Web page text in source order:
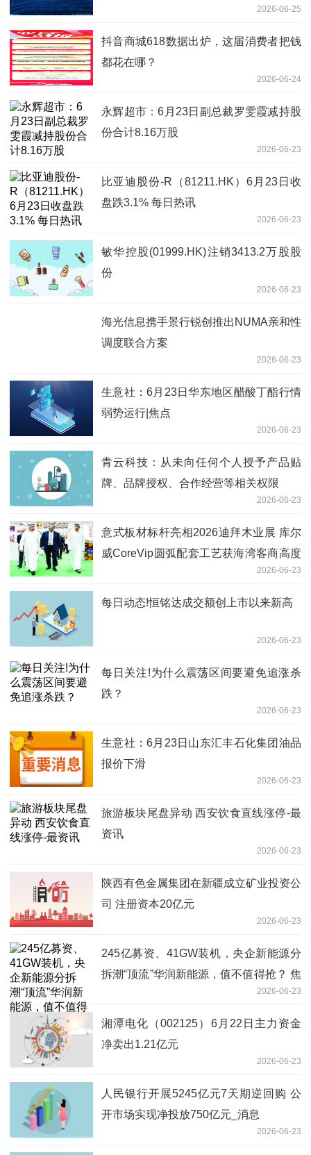
2026-06-25
抖音商城618数据出炉，这届消费者把钱
都花在哪？
2026-06-24
永辉超市：6月23日副总裁罗雯霞减持股
份合计8.16万股
2026-06-23
比亚迪股份-R（81211.HK）6月23日收
盘跌3.1% 每日热讯
2026-06-23
敏华控股(01999.HK)注销3413.2万股股
份
2026-06-23
海光信息携手景行锐创推出NUMA亲和性
调度联合方案
2026-06-23
生意社：6月23日华东地区醋酸丁酯行情
弱势运行|焦点
2026-06-23
青云科技：从未向任何个人授予产品贴
牌、品牌授权、合作经营等相关权限
2026-06-23
意式板材标杆亮相2026迪拜木业展 库尔
威CoreVip圆弧配套工艺获海湾客商高度
2026-06-23
每日动态!恒铭达成交额创上市以来新高
2026-06-23
每日关注!为什么震荡区间要避免追涨杀
跌？
2026-06-23
生意社：6月23日山东汇丰石化集团油品
报价下滑
2026-06-23
旅游板块尾盘异动 西安饮食直线涨停-最
资讯
2026-06-23
陕西有色金属集团在新疆成立矿业投资公
司 注册资本20亿元
2026-06-23
245亿募资、41GW装机，央企新能源分
拆潮“顶流”华润新能源，值不值得抢？ 焦
2026-06-23
湘潭电化（002125）6月22日主力资金
净卖出1.21亿元
2026-06-23
人民银行开展5245亿元7天期逆回购 公
开市场实现净投放750亿元_消息
2026-06-23